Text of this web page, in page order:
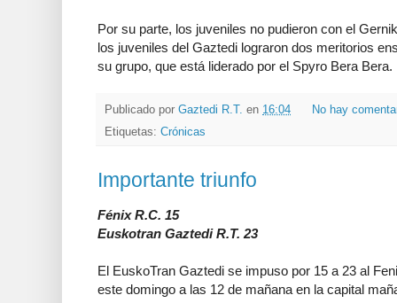
Por su parte, los juveniles no pudieron con el
los juveniles del Gaztedi lograron dos meritorios
su grupo, que está liderado por el Spyro Bera Bera.
Publicado por Gaztedi R.T. en 16:04
No hay
Etiquetas: Crónicas
Importante triunfo
Fénix R.C. 15
Euskotran Gaztedi R.T. 23
El EuskoTran Gaztedi se impuso por 15 a 23 al
este domingo a las 12 de mañana en la capital